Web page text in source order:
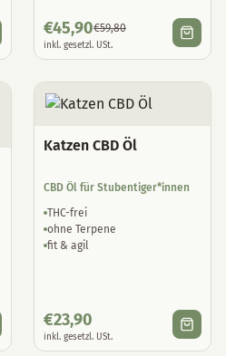
€45,90€59,80
inkl. gesetzl. USt.
Katzen CBD Öl
CBD Öl für Stubentiger*innen
THC-frei
ohne Terpene
fit & agil
€23,90
inkl. gesetzl. USt.